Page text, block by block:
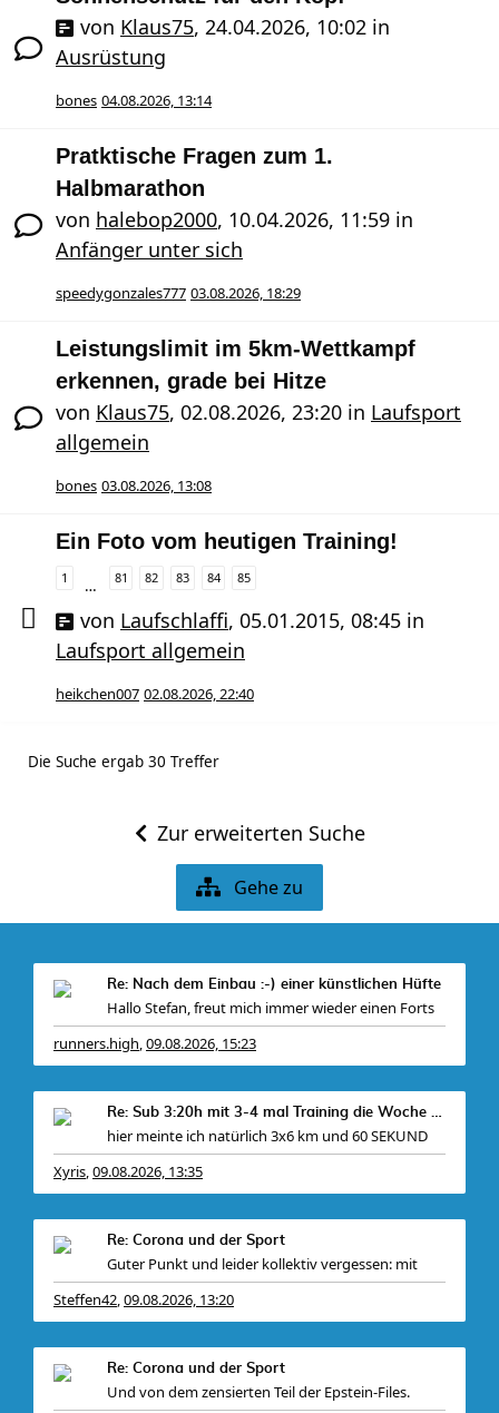
von Klaus75, 24.04.2026, 10:02 in
Ausrüstung
bones 04.08.2026, 13:14
Pratktische Fragen zum 1.
Halbmarathon
von halebop2000, 10.04.2026, 11:59 in
Anfänger unter sich
speedygonzales777 03.08.2026, 18:29
Leistungslimit im 5km-Wettkampf
erkennen, grade bei Hitze
von Klaus75, 02.08.2026, 23:20 in Laufsport
allgemein
bones 03.08.2026, 13:08
Ein Foto vom heutigen Training!
1 … 81 82 83 84 85
von Laufschlaffi, 05.01.2015, 08:45 in
Laufsport allgemein
heikchen007 02.08.2026, 22:40
Die Suche ergab 30 Treffer
Zur erweiterten Suche
Gehe zu
Re: Nach dem Einbau :-) einer künstlichen Hüfte
Hallo Stefan, freut mich immer wieder einen Forts
runners.high,09.08.2026, 15:23
Re: Sub 3:20h mit 3-4 mal Training die Woche machb
hier meinte ich natürlich 3x6 km und 60 SEKUND
Xyris,09.08.2026, 13:35
Re: Corona und der Sport
Guter Punkt und leider kollektiv vergessen: mit
Steffen42,09.08.2026, 13:20
Re: Corona und der Sport
Und von dem zensierten Teil der Epstein-Files.